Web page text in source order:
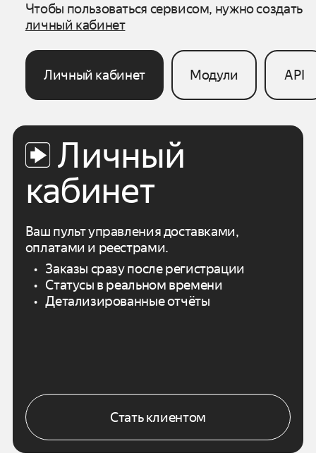
Чтобы пользоваться сервисом, нужно создать
личный кабинет
Личный кабинет Модули API
Личный
кабинет
Ваш пульт управления доставками,
оплатами и реестрами.
Заказы сразу после регистрации
Статусы в реальном времени
Детализированные отчёты
Стать клиентом